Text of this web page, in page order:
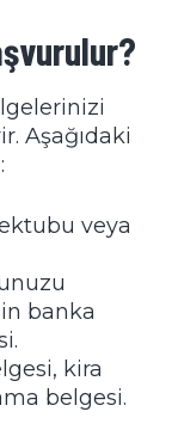
Aşağıdaki
veya
banka
kira
belgesi.